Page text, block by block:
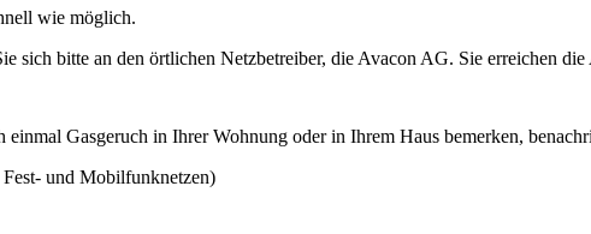
wie möglich.
sich bitte an den örtlichen Netzbetreiber, die Avacon AG. Sie erreichen
Gasgeruch in Ihrer Wohnung oder in Ihrem Haus bemerken,
Fest- und Mobilfunknetzen)